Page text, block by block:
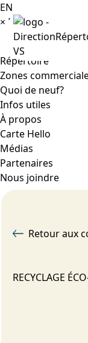
EN
× Menu
Répertoire
Zones
Quoi de neuf?
Infos utiles
À propos
Carte Hello
Médias
Partenaires
Nous joindre
Retour aux
RECYCLAGE